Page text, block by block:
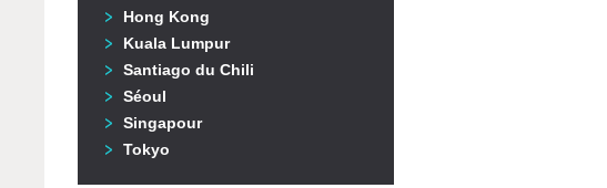
Hong Kong
Kuala Lumpur
Santiago du Chili
Séoul
Singapour
Tokyo